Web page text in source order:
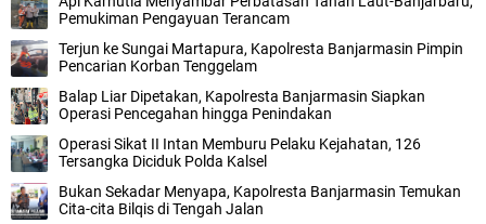
Pemukiman Pengayuan Terancam
Terjun ke Sungai Martapura, Kapolresta Banjarmasin Pimpin
Pencarian Korban Tenggelam
Balap Liar Dipetakan, Kapolresta Banjarmasin Siapkan
Operasi Pencegahan hingga Penindakan
Operasi Sikat II Intan Memburu Pelaku Kejahatan, 126
Tersangka Diciduk Polda Kalsel
Bukan Sekadar Menyapa, Kapolresta Banjarmasin Temukan
Cita-cita Bilqis di Tengah Jalan